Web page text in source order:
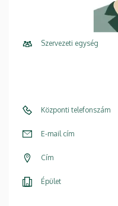
Szervezeti egység
Központi telefonszám
E-mail cím
Cím
Épület